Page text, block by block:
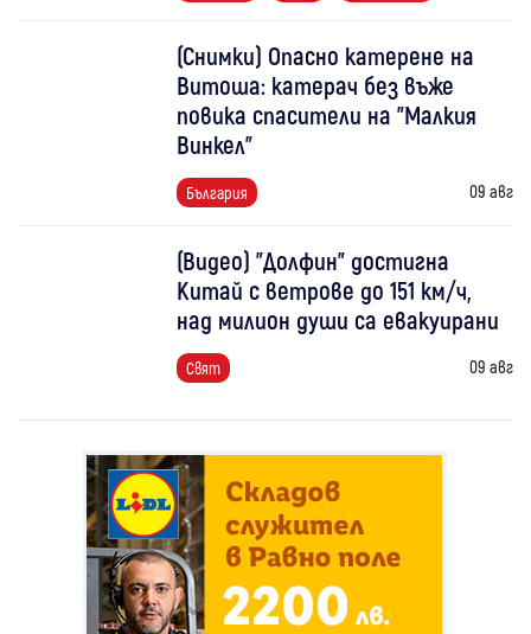
(Снимки) Опасно катерене на
Витоша: катерач без въже
повика спасители на "Малкия
Винкел"
България 09 авг
(Видео) "Долфин" достигна
Китай с ветрове до 151 км/ч,
над милион души са евакуирани
Свят 09 авг